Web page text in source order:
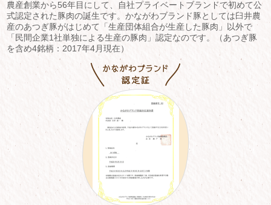
農産創業から56年目にして、自社プライベートブランドで初めて公
式認定された豚肉の誕生です。かながわブランド豚としては臼井農
産のあつぎ豚がはじめて「生産団体組合が生産した豚肉」以外で
「民間企業1社単独による生産の豚肉」認定なのです。（あつぎ豚
を含め4銘柄：2017年4月現在）